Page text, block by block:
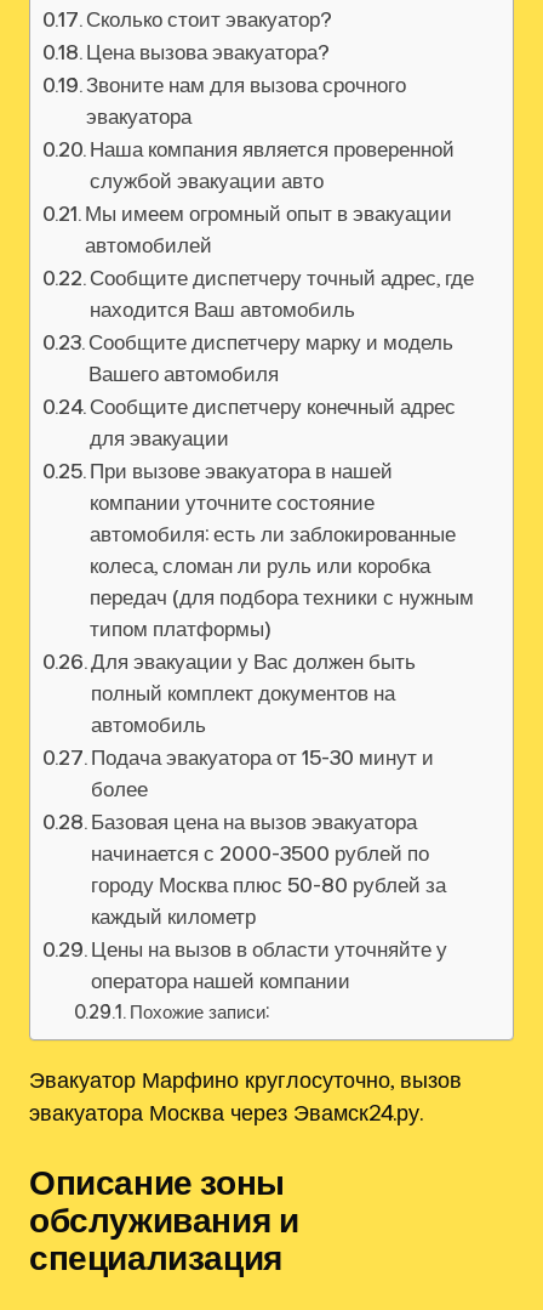
Сколько стоит эвакуатор?
Цена вызова эвакуатора?
Звоните нам для вызова срочного
эвакуатора
Наша компания является проверенной
службой эвакуации авто
Мы имеем огромный опыт в эвакуации
автомобилей
Сообщите диспетчеру точный адрес, где
находится Ваш автомобиль
Сообщите диспетчеру марку и модель
Вашего автомобиля
Сообщите диспетчеру конечный адрес
для эвакуации
При вызове эвакуатора в нашей
компании уточните состояние
автомобиля: есть ли заблокированные
колеса, сломан ли руль или коробка
передач (для подбора техники с нужным
типом платформы)
Для эвакуации у Вас должен быть
полный комплект документов на
автомобиль
Подача эвакуатора от 15-30 минут и
более
Базовая цена на вызов эвакуатора
начинается с 2000-3500 рублей по
городу Москва плюс 50-80 рублей за
каждый километр
Цены на вызов в области уточняйте у
оператора нашей компании
Похожие записи:
Эвакуатор Марфино круглосуточно, вызов
эвакуатора Москва через Эвамск24.ру.
Описание зоны
обслуживания и
специализация